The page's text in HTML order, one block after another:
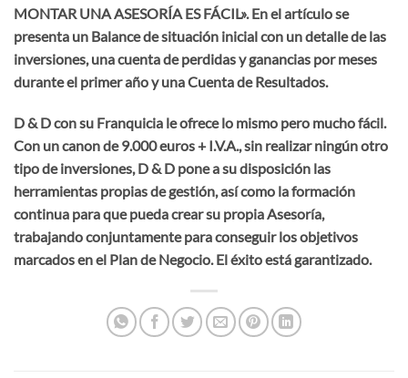
MONTAR UNA ASESORÍA ES FÁCIL». En el artículo se
presenta un Balance de situación inicial con un detalle de las
inversiones, una cuenta de perdidas y ganancias por meses
durante el primer año y una Cuenta de Resultados.
D & D con su Franquicia le ofrece lo mismo pero mucho fácil.
Con un canon de 9.000 euros + I.V.A., sin realizar ningún otro
tipo de inversiones, D & D pone a su disposición las
herramientas propias de gestión, así como la formación
continua para que pueda crear su propia Asesoría,
trabajando conjuntamente para conseguir los objetivos
marcados en el Plan de Negocio. El éxito está garantizado.